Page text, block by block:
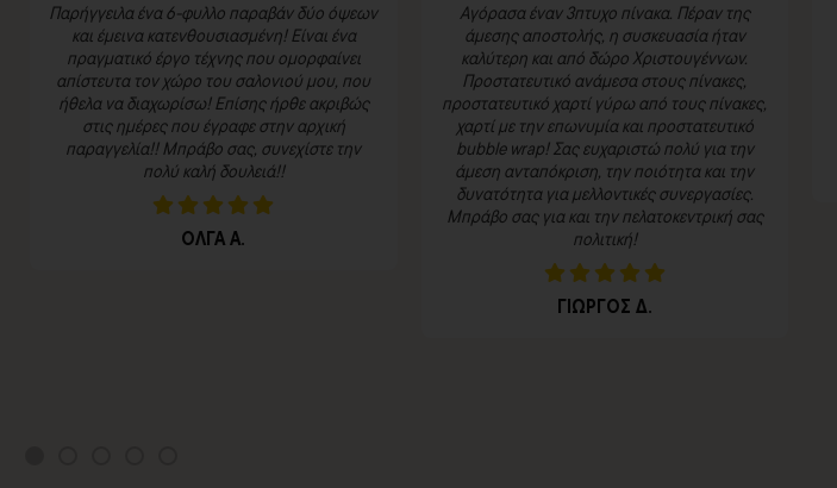
Παρήγγειλα ένα 6-φυλλο παραβάν δύο όψεων
και έμεινα κατενθουσιασμένη! Είναι ένα
πραγματικό έργο τέχνης που ομορφαίνει
απίστευτα τον χώρο του σαλονιού μου, που
ήθελα να διαχωρίσω! Επίσης ήρθε ακριβώς
στις ημέρες που έγραφε στην αρχική
παραγγελία!! Μπράβο σας, συνεχίστε την
πολύ καλή δουλειά!!
ΟΛΓΑ Α.
Αγόρασα έναν 3πτυχο πίνακα. Πέραν της
άμεσης αποστολής, η συσκευασία ήταν
καλύτερη και από δώρο Χριστουγέννων.
Προστατευτικό ανάμεσα στους πίνακες,
προστατευτικό χαρτί γύρω από τους πίνακες,
χαρτί με την επωνυμία και προστατευτικό
bubble wrap! Σας ευχαριστώ πολύ για την
άμεση ανταπόκριση, την ποιότητα και την
δυνατότητα για μελλοντικές συνεργασίες.
Μπράβο σας για και την πελατοκεντρική σας
πολιτική!
ΓΙΩΡΓΟΣ Δ.